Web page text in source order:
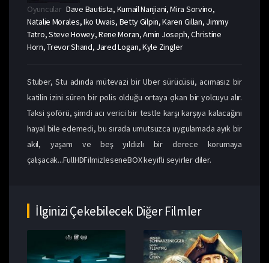
Oyuncular Dave Bautista, Kumail Nanjiani, Mira Sorvino,
Natalie Morales, Iko Uwais, Betty Gilpin, Karen Gillan, Jimmy
Tatro, Steve Howey, Rene Moran, Amin Joseph, Christine
Horn, Trevor Shand, Jared Logan, Kyle Zingler
Stuber, Stu adında mütevazi bir Uber sürücüsü, acımasız bir
katilin izini süren bir polis olduğu ortaya çıkan bir yolcuyu alır.
Taksi şoförü, şimdi acı verici bir testle karşı karşıya kalacağını
hayal bile edemedi, bu sırada umutsuzca uygulamada ayık bir
akıl, yaşam ve beş yıldızlı bir derece korumaya
çalışacak...FullHDFilmizleseneBOX keyifli seyirler diler.
İlginizi Çekebilecek Diğer Filmler